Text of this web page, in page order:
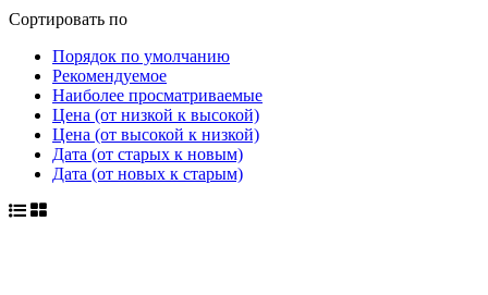
Сортировать по
Порядок по умолчанию
Рекомендуемое
Наиболее просматриваемые
Цена (от низкой к высокой)
Цена (от высокой к низкой)
Дата (от старых к новым)
Дата (от новых к старым)